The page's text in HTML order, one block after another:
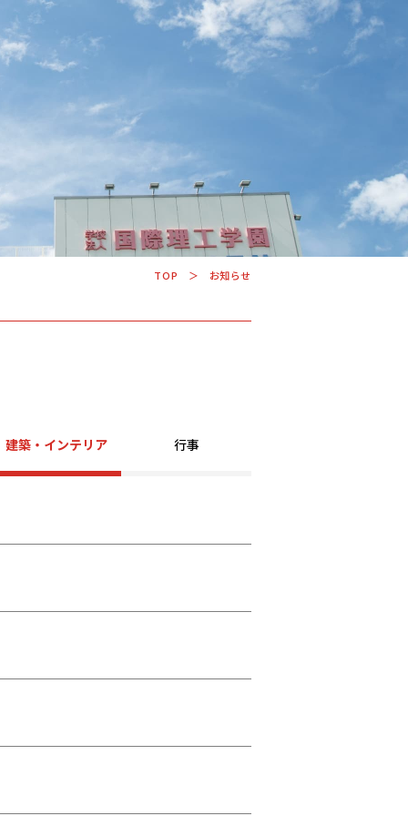
学科・コース
学校案内
入学案内
よくあるご質問
お知らせ
WEB出願
TOP お知らせ
建築・インテリア 行事